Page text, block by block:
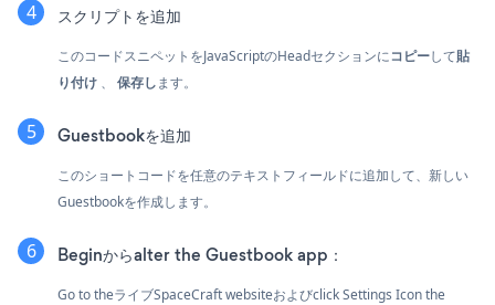
スクリプトを追加
このコードスニペットをJavaScriptのHeadセクションにコピーして貼
り付け 、 保存します。
Guestbookを追加
このショートコードを任意のテキストフィールドに追加して、新しい
Guestbookを作成します。
Beginからalter the Guestbook app：
Go to theライブSpaceCraft websiteおよびclick Settings Iconthe